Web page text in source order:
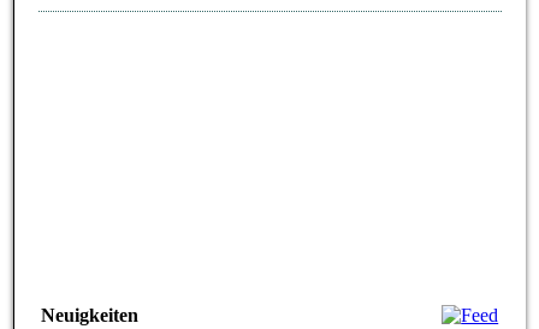
Neuigkeiten